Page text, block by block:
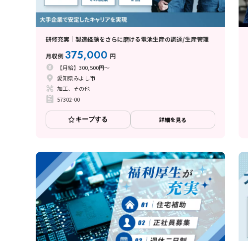
研修充実｜製造経験をさらに磨ける電池生産の調達/生産管理
月収例 375,000 円
【月給】300,500円～
愛知県みよし市
加工、その他
57302-00
キープする 詳細を見る